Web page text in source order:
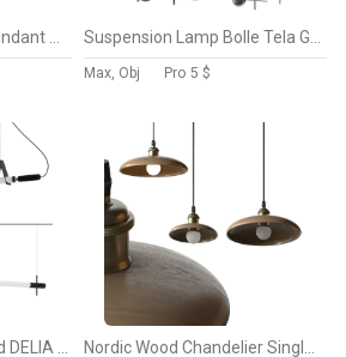
Max, Obj Pro 5 $